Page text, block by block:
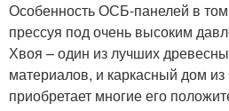
Особенность ОСБ-панелей в
прессуя под очень высоким
Хвоя – один из лучших
материалов, и каркасный дом
приобретает многие его